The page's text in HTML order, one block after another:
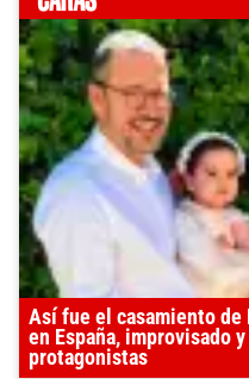
Así fue el casamiento de
en España, improvisado
protagonistas